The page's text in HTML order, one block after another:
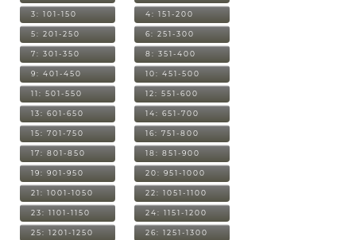
3: 101-150 4: 151-200
5: 201-250 6: 251-300
7: 301-350 8: 351-400
9: 401-450 10: 451-500
11: 501-550 12: 551-600
13: 601-650 14: 651-700
15: 701-750 16: 751-800
17: 801-850 18: 851-900
19: 901-950 20: 951-1000
21: 1001-1050 22: 1051-1100
23: 1101-1150 24: 1151-1200
25: 1201-1250 26: 1251-1300